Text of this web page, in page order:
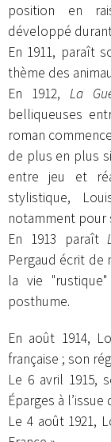
position en
développé
En 1911, paraît
thème des
En 1912, La
belliqueuses
roman
de plus en plus
entre jeu et
stylistique,
notamment pour
En 1913 paraît
Pergaud écrit de
la vie
posthume.
En août 1914,
française ; son
Le 6 avril 1915,
Éparges à
Le 4 août 1921,